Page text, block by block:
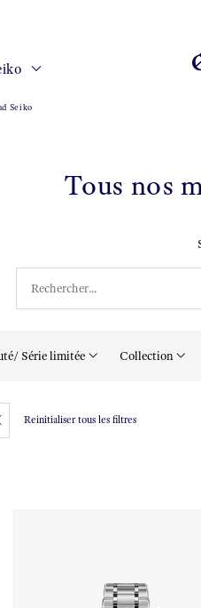
Seiko
Tous nos
Série limitée Collection
Reinitialiser tous les filtres